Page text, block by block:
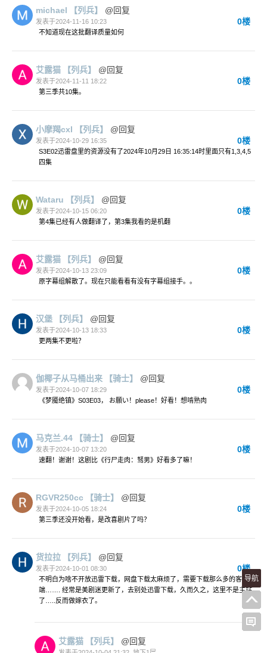
michael 【列兵】 @回复
发表于2024-11-16 10:23 0楼
不知道现在这批翻译质量如何
艾露猫 【列兵】 @回复
发表于2024-11-11 18:22 0楼
第三季共10集。
小摩羯cxl 【列兵】 @回复
发表于2024-10-29 16:35 0楼
S3E02迅雷盘里的资源没有了2024年10月29日 16:35:14时里面只有1,3,4,5
四集
Wataru 【列兵】 @回复
发表于2024-10-15 06:20 0楼
第4集已经有人做翻译了，第3集我看的是机翻
艾露猫 【列兵】 @回复
发表于2024-10-13 23:09 0楼
原字幕组解散了。现在只能看看有没有字幕组接手。。
汉堡 【列兵】 @回复
发表于2024-10-13 18:33 0楼
更两集不更啦？
伽椰子从马桶出来 【骑士】 @回复
发表于2024-10-07 18:29 0楼
《梦魇绝镇》S03E03， お願い！please！好看！想啃熟肉
马克兰.44 【骑士】 @回复
发表于2024-10-07 13:20 0楼
速翻！谢谢！这剧比《行尸走肉：驽男》好看多了嘛！
RGVR250cc 【骑士】 @回复
发表于2024-10-05 18:24 0楼
第三季还没开始看，是改喜剧片了吗？
货拉拉 【列兵】 @回复
发表于2024-10-01 08:30 0楼
不明白为啥不开放迅雷下载，网盘下载太麻烦了，需要下载那么多的客户
端……. 经常是美剧迷更新了，去别处迅雷下载，久而久之，这里不是主站
了…..反而做嫁衣了。
艾露猫 【列兵】 @回复
导航